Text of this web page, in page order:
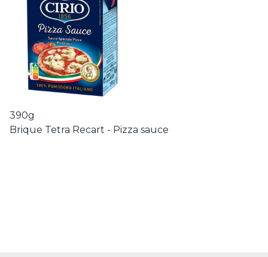
390g
Brique Tetra Recart - Pizza sauce